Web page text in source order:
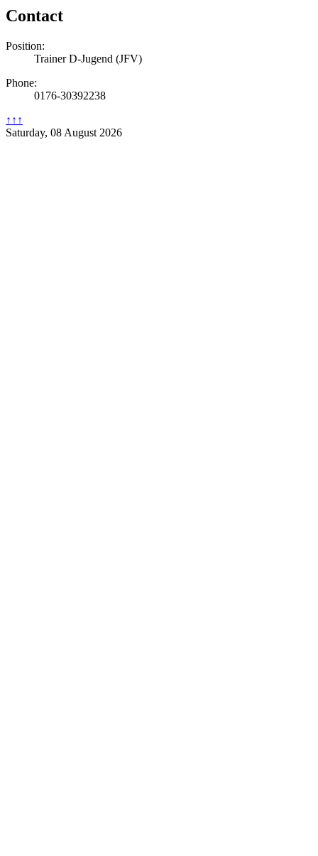
Contact
Position:
Trainer D-Jugend (JFV)
Phone:
0176-30392238
↑↑↑
Saturday, 08 August 2026